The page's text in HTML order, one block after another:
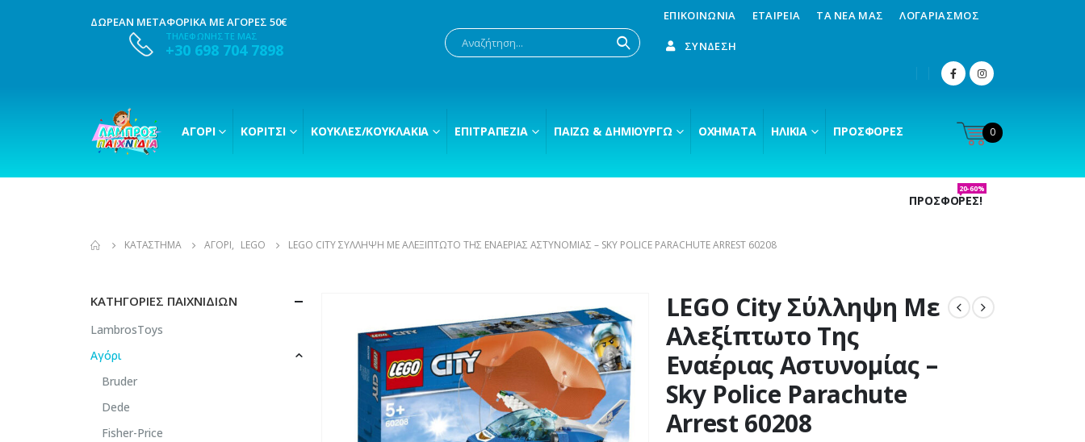
ΔΩΡΕΑΝ ΜΕΤΑΦΟΡΙΚΑ ΜΕ ΑΓΟΡΕΣ 50€
ΤΗΛΕΦΩΝΗΣΤΕ ΜΑΣ
+30 698 704 7898
ΕΠΙΚΟΙΝΩΝΊΑ ΕΤΑΙΡΕΊΑ ΤΑ ΝΈΑ ΜΑΣ ΛΟΓΑΡΙΑΣΜΌΣ
ΣΎΝΔΕΣΗ
ΑΓΌΡΙ ΚΟΡΊΤΣΙ ΚΟΎΚΛΕΣ/ΚΟΥΚΛΆΚΙΑ ΕΠΙΤΡΑΠΈΖΙΑ ΠΑΊΖΩ & ΔΗΜΙΟΥΡΓΏ ΟΧΉΜΑΤΑ ΗΛΙΚΊΑ ΠΡΟΣΦΟΡΈΣ 0
ΠΡΟΣΦΟΡΕΣ!
20-60%
ΚΑΤΆΣΤΗΜΑ ΑΓΌΡΙ, LEGO LEGO CITY ΣΎΛΛΗΨΗ ΜΕ ΑΛΕΞΊΠΤΩΤΟ ΤΗΣ ΕΝΑΈΡΙΑΣ ΑΣΤΥΝΟΜΊΑΣ – SKY POLICE PARACHUTE ARREST 60208
LEGO City Σύλληψη Με
Αλεξίπτωτο Της
Εναέριας Αστυνομίας –
Sky Police Parachute
Arrest 60208
ΚΑΤΗΓΟΡΊΕΣ ΠΑΙΧΝΙΔΙΏΝ
LambrosToys
Αγόρι
Bruder
Dede
Fisher-Price